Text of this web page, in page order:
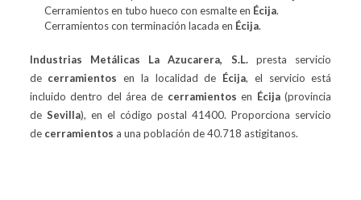
Cerramientos en tubo hueco con esmalte en Écija.
Cerramientos con terminación lacada en Écija.
Industrias Metálicas La Azucarera, S.L. presta servicio
de cerramientos en la localidad de Écija, el servicio está
incluido dentro del área de cerramientos en Écija(provincia
de Sevilla), en el código postal 41400. Proporciona servicio
de cerramientos a una población de 40.718 astigitanos.